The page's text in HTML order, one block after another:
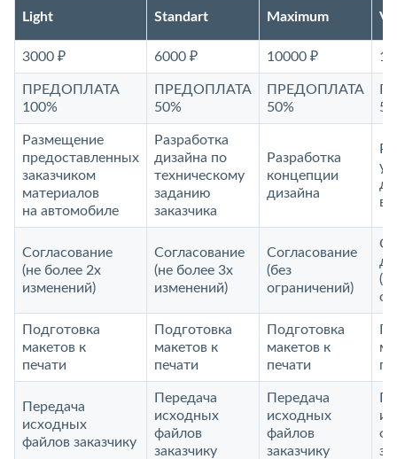
Light Standart Maximum
3000 ₽ 6000 ₽ 10000 ₽
ПРЕДОПЛАТА
100%
ПРЕДОПЛАТА
50%
ПРЕДОПЛАТА
50%
Размещение
предоставленных
заказчиком
материалов
на автомобиле
Разработка
дизайна по
техническому
заданию
заказчика
Разработка
концепции
дизайна
Согласование
(не более 2х
изменений)
Согласование
(не более 3х
изменений)
Согласование
(без
ограничений)
Подготовка
макетов к
печати
Подготовка
макетов к
печати
Подготовка
макетов к
печати
Передача
исходных
файлов заказчику
Передача
исходных
файлов
заказчику
Передача
исходных
файлов
заказчику